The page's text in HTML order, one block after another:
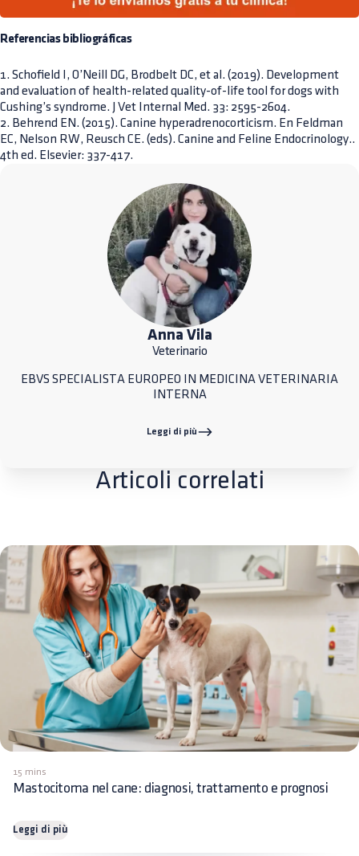
Referencias bibliográficas
1. Schofield I, O’Neill DG, Brodbelt DC, et al. (2019). Development
and evaluation of health-related quality-of-life tool for dogs with
Cushing’s syndrome. J Vet Internal Med. 33: 2595-2604.
2. Behrend EN. (2015). Canine hyperadrenocorticism. En Feldman
EC, Nelson RW, Reusch CE. (eds). Canine and Feline Endocrinology..
4th ed. Elsevier: 337-417.
Anna Vila
Veterinario
EBVS SPECIALISTA EUROPEO IN MEDICINA VETERINARIA
INTERNA
Leggi di più
Articoli correlati
15 mins
Mastocitoma nel cane: diagnosi, trattamento e prognosi
Leggi di più